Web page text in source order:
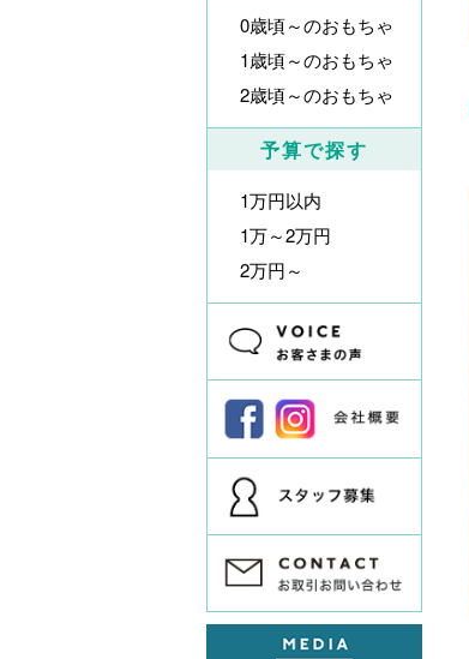
0歳頃～のおもちゃ
1歳頃～のおもちゃ
2歳頃～のおもちゃ
予算で探す
1万円以内
1万～2万円
2万円～